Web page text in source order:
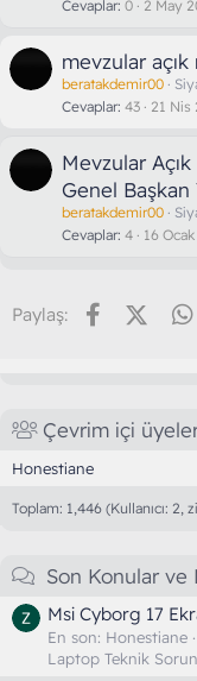
Cevaplar 0 2 May
mevzular
beratakdemir00
Cevaplar 43 21 Nis
Mevzular
Genel Başkan
beratakdemir00
Cevaplar 4 16
Paylaş: Facebook
X
Çevrim içi
Honestiane
Toplam: 1,446 (Kullanıcı: 2,
Son Konular ve
Msi Cyborg 17
En son: Honestiane
Laptop Teknik